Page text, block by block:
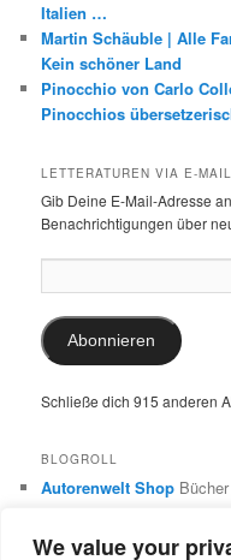
We value your
Italien …
Martin Schäuble | Alle
Kein schöner Land
Pinocchio von Carlo
Pinocchios
LETTERATUREN VIA E-
Gib Deine E-Mail-Adresse
Benachrichtigungen über
Mail-
Adresse:
Abonnieren
Schließe dich 915 anderen
BLOGROLL
Autorenwelt Shop
0